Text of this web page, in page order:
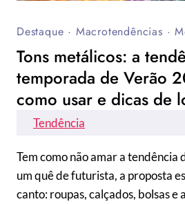
Destaque · Macrotendências ·
Tons metálicos: a
temporada de Verão
como usar e dicas de
Tendência
Tem como não amar a tendência
um quê de futurista, a proposta
canto: roupas, calçados, bolsas e